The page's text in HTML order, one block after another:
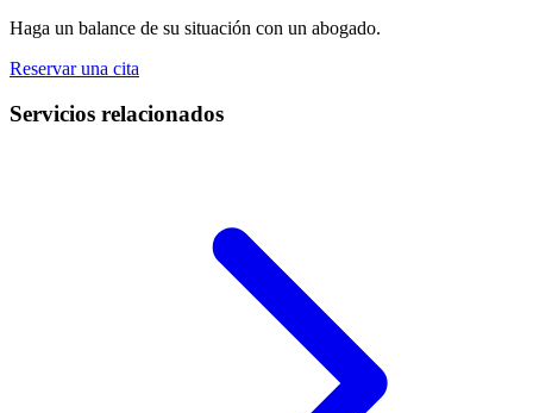
Haga un balance de su situación con un abogado.
Reservar una cita
Servicios relacionados